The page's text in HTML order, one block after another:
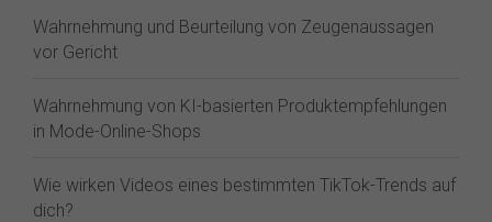
Wahrnehmung und Beurteilung von Zeugenaussagen
vor Gericht
Wahrnehmung von KI-basierten Produktempfehlungen
in Mode-Online-Shops
Wie wirken Videos eines bestimmten TikTok-Trends auf
dich?